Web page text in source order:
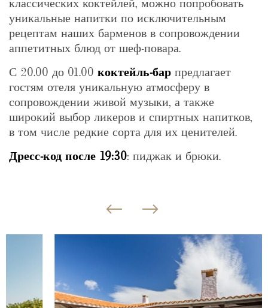
классических коктейлей, можно попробовать
уникальные напитки по исключительным
рецептам наших барменов в сопровождении
аппетитных блюд от шеф-повара.
С 20.00 до 01.00 коктейль-бар предлагает
гостям отеля уникальную атмосферу в
сопровождении живой музыки, а также
широкий выбор ликеров и спиртных напитков,
в том числе редкие сорта для их ценителей.
Дресс-код после 19:30: пиджак и брюки.